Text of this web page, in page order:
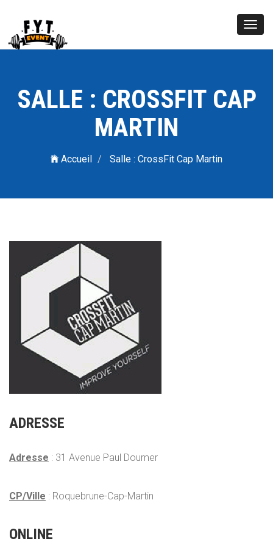
SALLE : CROSSFIT CAP
MARTIN
Accueil Salle : CrossFit Cap Martin
ADRESSE
Adresse : 31 Avenue Paul Doumer
CP/Ville : Roquebrune-Cap-Martin
ONLINE